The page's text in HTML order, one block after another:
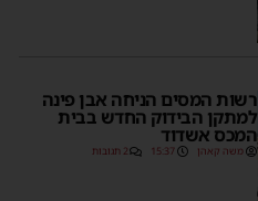
רשות המסים הניחה אבן פינה
למתקן הבידוק החדש בבית
המכס אשדוד
משה קאהן 15:37 2 תגובות